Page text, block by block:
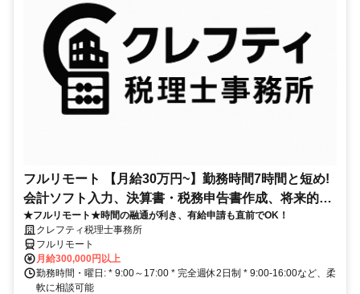
フルリモート 【月給30万円~】勤務時間7時間と短め!
会計ソフト入力、決算書・税務申告書作成、将来的に
決算説明も
★フルリモート★時間の融通が利き、有給申請も直前でOK！
クレフティ税理士事務所
フルリモート
月給300,000円以上
勤務時間・曜日: * 9:00～17:00 * 完全週休2日制 * 9:00-16:00など、柔
軟に相談可能